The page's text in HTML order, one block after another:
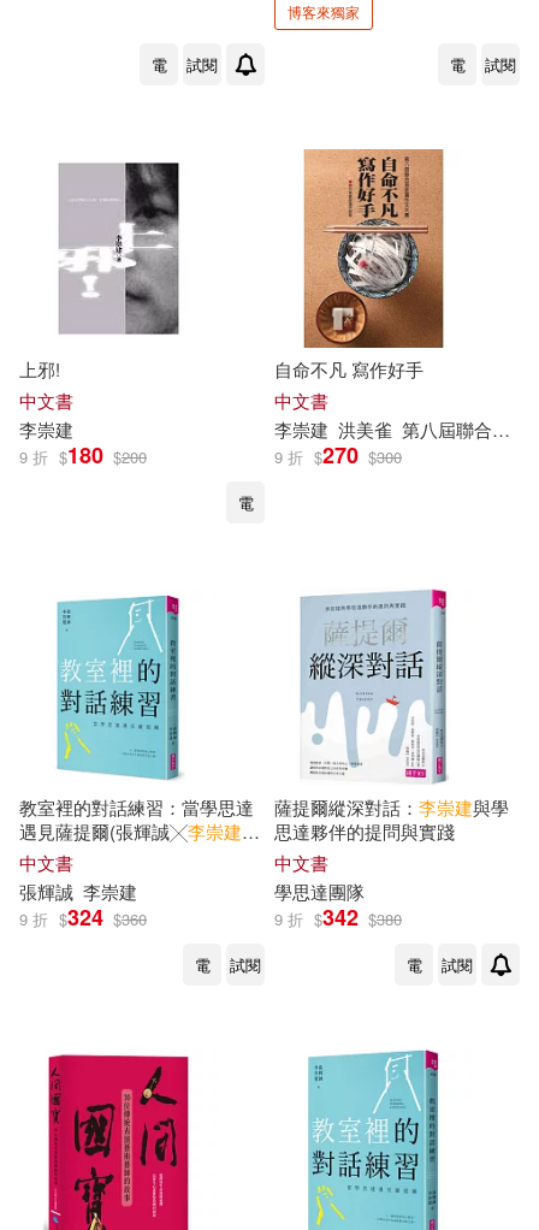
李娟(3)
李明(3)
浙江大學中國古代書畫研究中心(3)
王曉麗（主編）(3)
生態環境部環境與經濟政策研究中
簡媜(3)
薩謬爾．杭亭頓(3) 覃仕林(3)
許嘯天(3) 談文勝（主編）(3)
高雄市立美術館(3) IC之音(2)
丁文華，鮑東傑（主編）(2)
同濟大學出版社(12)
商務印書館(12)
廈門大學出版社(12)
聯經出版公司(12)
天下文化(11)
華中科技大學出版社(11)
光明日報出版社(10)
化學工業出版社(10)
江西人民出版社(10)
浙江大學出版社(10)
高雄市立美術館(10)
廣東人民出版社(9)
易博士出版社(9)
現在可購買商品(539)
範圍
電 試閱
博客來獨家
電 試閱
上邪!
中文書
李崇建
9 折 $180 $200
電
自命不凡 寫作好手
中文書
李崇建 洪美雀 第八屆聯合盃作文大賽優勝同學
9 折 $270 $300
教室裡的對話練習：當學思達
遇見薩提爾(張輝誠╳李崇建作
者親簽版)
中文書
張輝誠 李崇建
9 折 $324 $360
電
試閱
薩提爾縱深對話： 李崇建與學
思達夥伴的提問與實踐
中文書
學思達團隊
9 折 $342 $380
電
試閱